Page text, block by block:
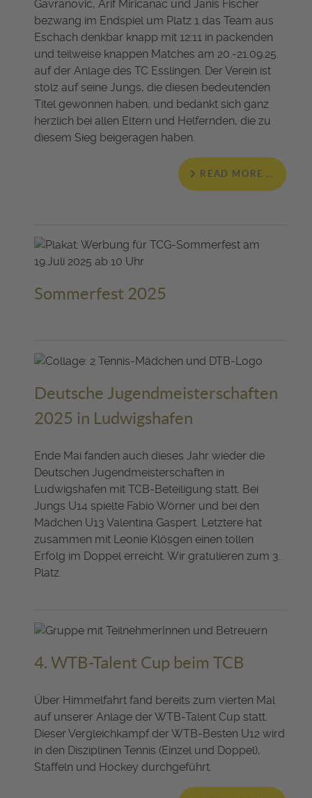
Gavranovic, Arif Miricanac und Janis Fischer
bezwang im Endspiel um Platz 1 das Team aus
Eschach denkbar knapp mit 12:11 in packenden
und teilweise knappen Matches am 20.-21.09.25.
auf der Anlage des TC Esslingen. Der Verein ist
stolz auf seine Jungs, die diesen bedeutenden
Titel gewonnen haben, und bedankt sich ganz
herzlich bei allen Eltern und Helfernden, die zu
diesem Sieg beigeragen haben.
READ MORE …
Sommerfest 2025
Deutsche Jugendmeisterschaften
2025 in Ludwigshafen
Ende Mai fanden auch dieses Jahr wieder die
Deutschen Jugendmeisterschaften in
Ludwigshafen mit TCB-Beteiligung statt. Bei
Jungs U14 spielte Fabio Wörner und bei den
Mädchen U13 Valentina Gaspert. Letztere hat
zusammen mit Leonie Klösgen einen tollen
Erfolg im Doppel erreicht. Wir gratulieren zum 3.
Platz.
4. WTB-Talent Cup beim TCB
Über Himmelfahrt fand bereits zum vierten Mal
auf unserer Anlage der WTB-Talent Cup statt.
Dieser Vergleichkampf der WTB-Besten U12 wird
in den Disziplinen Tennis (Einzel und Doppel),
Staffeln und Hockey durchgeführt.